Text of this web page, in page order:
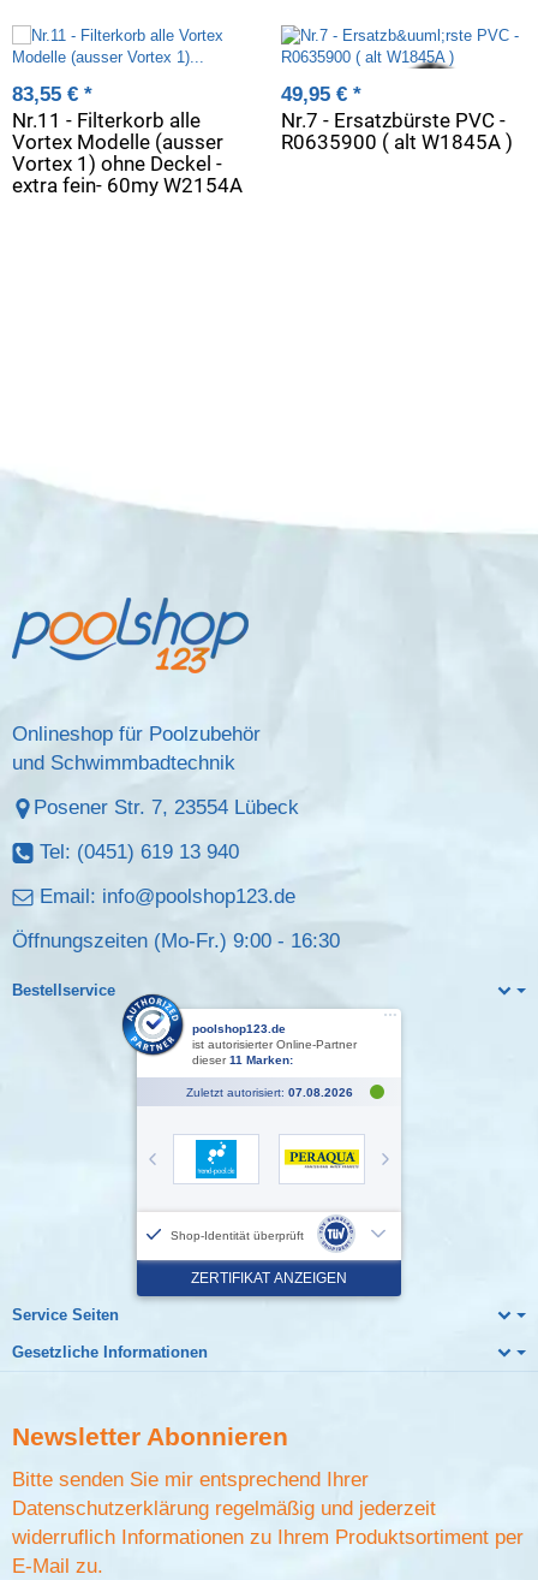
Nr.11 - Filterkorb alle
Vortex Modelle (ausser
Vortex 1) ohne Deckel -
extra fein- 60my W2154A
83,55 € *
Nr.7 - Ersatzbürste PVC -
R0635900 ( alt W1845A )
49,95 € *
Onlineshop für Poolzubehör
und Schwimmbadtechnik
Posener Str. 7, 23554 Lübeck
Tel: (0451) 619 13 940
Email: info@poolshop123.de
Öffnungszeiten (Mo-Fr.) 9:00 - 16:30
Bestellservice
Service Seiten
Gesetzliche Informationen
Newsletter Abonnieren
Bitte senden Sie mir entsprechend Ihrer
Datenschutzerklärung regelmäßig und jederzeit
widerruflich Informationen zu Ihrem Produktsortiment per
E-Mail zu.